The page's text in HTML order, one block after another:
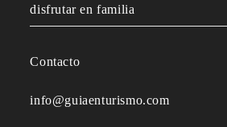
disfrutar en familia
Contacto
info@guiaenturismo.com